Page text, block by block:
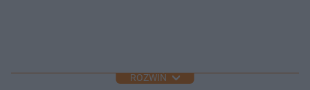
ROZWIŃ